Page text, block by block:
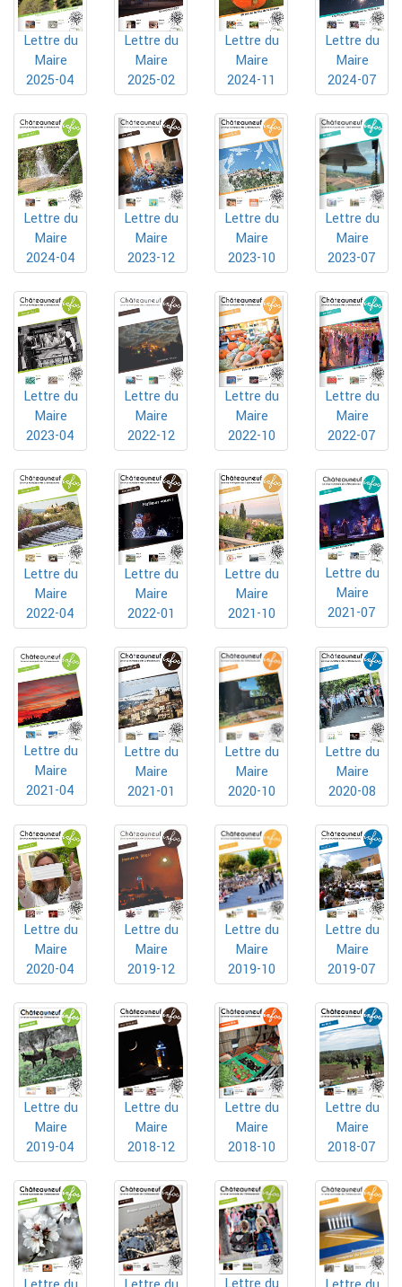
Lettre du
Maire
2025-04
Lettre du
Maire
2025-02
Lettre du
Maire
2024-11
Lettre du
Maire
2024-07
Lettre du
Maire
2024-04
Lettre du
Maire
2023-12
Lettre du
Maire
2023-10
Lettre du
Maire
2023-07
Lettre du
Maire
2023-04
Lettre du
Maire
2022-12
Lettre du
Maire
2022-10
Lettre du
Maire
2022-07
Lettre du
Maire
2022-04
Lettre du
Maire
2022-01
Lettre du
Maire
2021-10
Lettre du
Maire
2021-07
Lettre du
Maire
2021-04
Lettre du
Maire
2021-01
Lettre du
Maire
2020-10
Lettre du
Maire
2020-08
Lettre du
Maire
2020-04
Lettre du
Maire
2019-12
Lettre du
Maire
2019-10
Lettre du
Maire
2019-07
Lettre du
Maire
2019-04
Lettre du
Maire
2018-12
Lettre du
Maire
2018-10
Lettre du
Maire
2018-07